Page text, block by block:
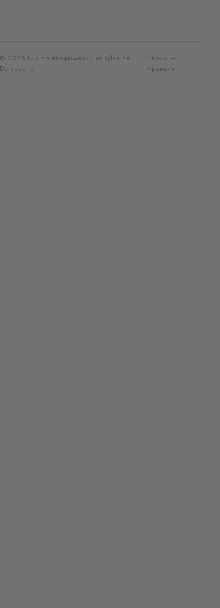
© 2026 Гид по парфюмерии от Sylvaine
Delacourte
Париж —
Франция